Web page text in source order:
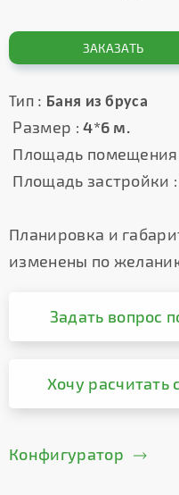
ЗАКАЗАТЬ
Тип : Баня из бруса
Размер : 4*6 м.
Площадь помещения
Площадь застройки :
Планировка и
изменены по
Задать вопрос
Хочу расчитать
Конфигуратор